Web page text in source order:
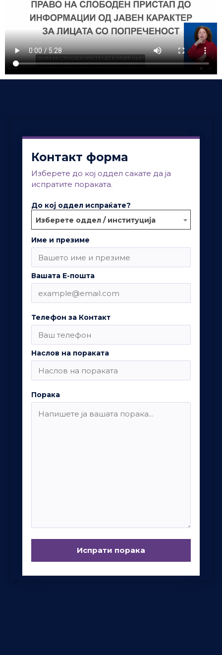
Контакт форма
Изберете до кој оддел сакате да ја
испратите пораката.
До кој оддел испраќате?
Изберете оддел / институција
Име и презиме
Вашата Е-пошта
Телефон за Контакт
Наслов на пораката
Порака